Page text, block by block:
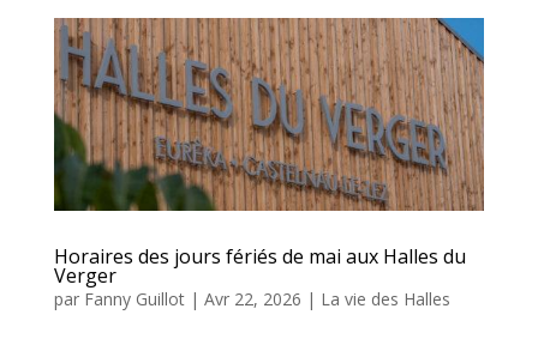
Horaires des jours fériés de mai aux Halles du
Verger
par Fanny Guillot| Avr 22, 2026 | La vie des Halles